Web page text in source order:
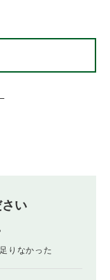
い
りなかった